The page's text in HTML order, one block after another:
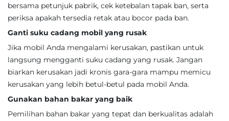
bersama petunjuk pabrik, cek ketebalan tapak ban, serta
periksa apakah tersedia retak atau bocor pada ban.
Ganti suku cadang mobil yang rusak
Jika mobil Anda mengalami kerusakan, pastikan untuk
langsung mengganti suku cadang yang rusak. Jangan
biarkan kerusakan jadi kronis gara-gara mampu memicu
kerusakan yang lebih betul-betul pada mobil Anda.
Gunakan bahan bakar yang baik
Pemilihan bahan bakar yang tepat dan berkualitas adalah